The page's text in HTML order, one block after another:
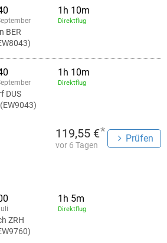
1h 10m
Direktflug
BER
1h 10m
Direktflug
DUS
119,55 €*
vor 6 Tagen
Prüfen
1h 5m
Direktflug
ZRH